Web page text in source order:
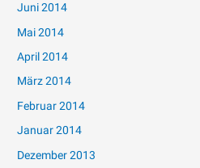
Juni 2014
Mai 2014
April 2014
März 2014
Februar 2014
Januar 2014
Dezember 2013